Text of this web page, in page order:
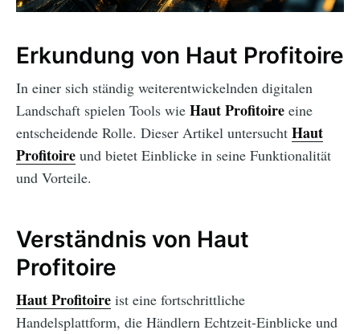
Erkundung von Haut Profitoire
In einer sich ständig weiterentwickelnden digitalen
Landschaft spielen Tools wie Haut Profitoire eine
entscheidende Rolle. Dieser Artikel untersucht Haut
Profitoire und bietet Einblicke in seine Funktionalität
und Vorteile.
Verständnis von Haut
Profitoire
Haut Profitoire ist eine fortschrittliche
Handelsplattform, die Händlern Echtzeit-Einblicke und